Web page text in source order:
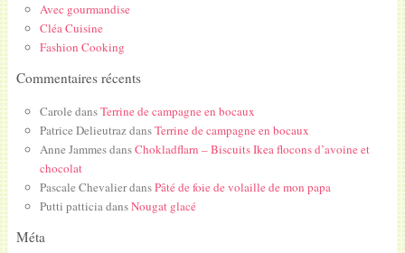
Avec gourmandise
Cléa Cuisine
Fashion Cooking
Commentaires récents
Carole dansTerrine de campagne en bocaux
Patrice DelieutrazdansTerrine de campagne en bocaux
Anne JammesdansChokladflarn – Biscuits Ikea flocons d’avoine et
chocolat
Pascale ChevalierdansPâté de foie de volaille de mon papa
Putti patticia dansNougat glacé
Méta